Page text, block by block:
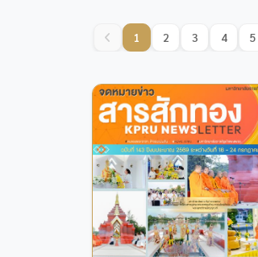
1 2 3 4 5